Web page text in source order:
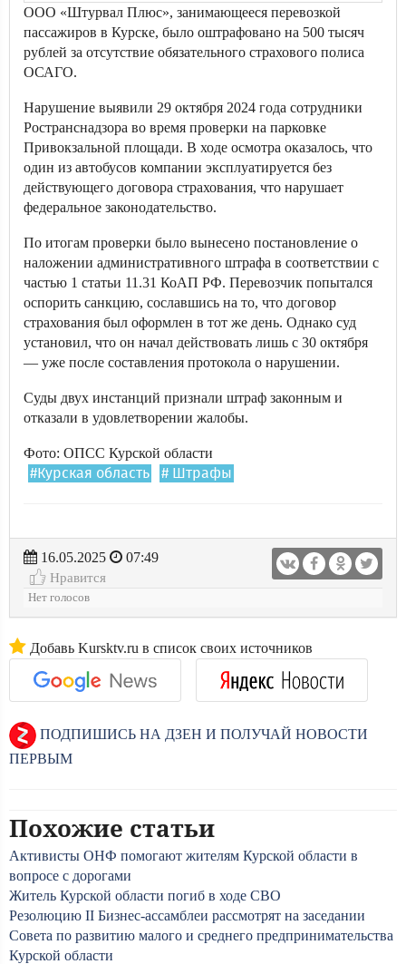
ООО «Штурвал Плюс», занимающееся перевозкой
пассажиров в Курске, было оштрафовано на 500 тысяч
рублей за отсутствие обязательного страхового полиса
ОСАГО.
Нарушение выявили 29 октября 2024 года сотрудники
Ространснадзора во время проверки на парковке
Привокзальной площади. В ходе осмотра оказалось, что
один из автобусов компании эксплуатируется без
действующего договора страхования, что нарушает
федеральное законодательство.
По итогам проверки было вынесено постановление о
наложении административного штрафа в соответствии с
частью 1 статьи 11.31 КоАП РФ. Перевозчик попытался
оспорить санкцию, сославшись на то, что договор
страхования был оформлен в тот же день. Однако суд
установил, что он начал действовать лишь с 30 октября
— уже после составления протокола о нарушении.
Суды двух инстанций признали штраф законным и
отказали в удовлетворении жалобы.
Фото: ОПСС Курской области
#Курская область # Штрафы
16.05.2025
07:49
Нравится
Нет голосов
Добавь Kursktv.ru в список своих источников
ПОДПИШИСЬ НА ДЗЕН И ПОЛУЧАЙ НОВОСТИ
ПЕРВЫМ
Похожие статьи
Активисты ОНФ помогают жителям Курской области в
вопросе с дорогами
Житель Курской области погиб в ходе СВО
Резолюцию II Бизнес-ассамблеи рассмотрят на заседании
Совета по развитию малого и среднего предпринимательства
Курской области